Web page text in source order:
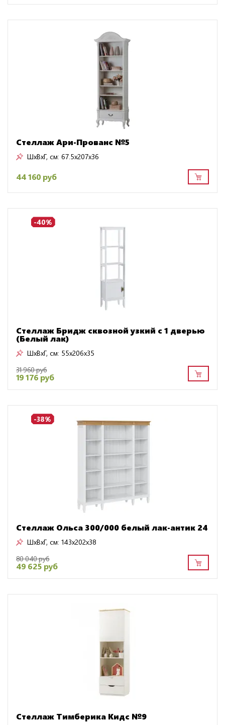
Стеллаж Ари-Прованс №5
ШxВxГ, см: 67.5x207x36
44 160 руб
-40%
Стеллаж Бридж сквозной узкий с 1 дверью
(Белый лак)
ШxВxГ, см: 55x206x35
31 960 руб
19 176 руб
-38%
Стеллаж Ольса 300/000 белый лак-антик 24
ШxВxГ, см: 143x202x38
80 040 руб
49 625 руб
Стеллаж Тимберика Кидс №9